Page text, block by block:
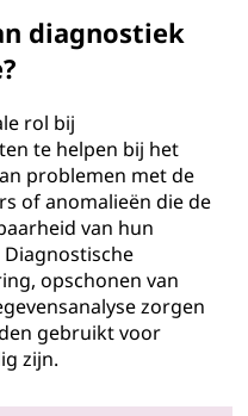
diagnostiek
rol bij
te helpen bij het
problemen met de
of anomalieën die de
van hun
opschonen van
zorgen
gebruikt voor
zijn.